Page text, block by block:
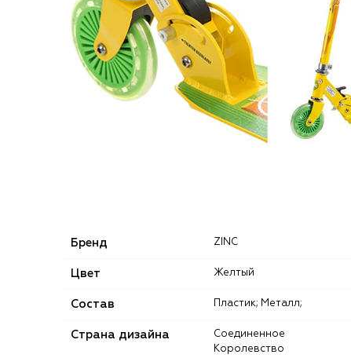
Бренд ZINC
Цвет Желтый
Состав Пластик; Металл;
Страна дизайна
Соединенное
Королевство